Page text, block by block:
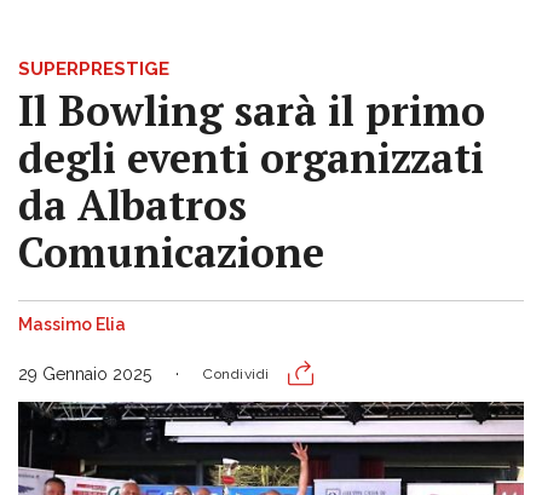
SUPERPRESTIGE
Il Bowling sarà il primo
degli eventi organizzati
da Albatros
Comunicazione
Massimo Elia
29 Gennaio 2025 Condividi